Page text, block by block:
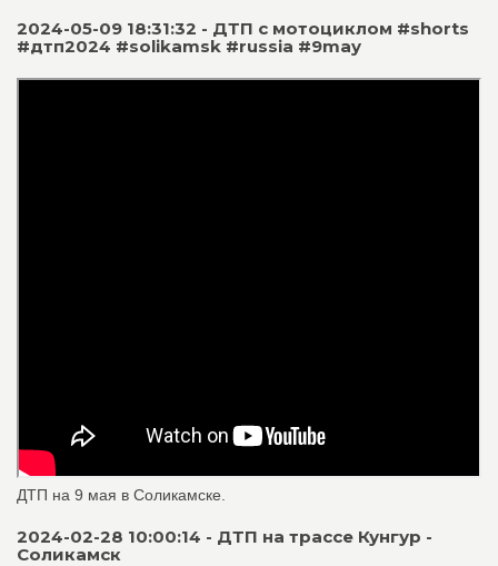
2024-05-09 18:31:32 - ДТП с мотоциклом #shorts
#дтп2024 #solikamsk #russia #9may
ДТП на 9 мая в Соликамске.
2024-02-28 10:00:14 - ДТП на трассе Кунгур -
Соликамск